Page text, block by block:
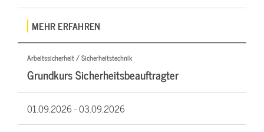
MEHR ERFAHREN
Arbeitssicherheit / Sicherheitstechnik
Grundkurs Sicherheitsbeauftragter
01.09.2026 -03.09.2026